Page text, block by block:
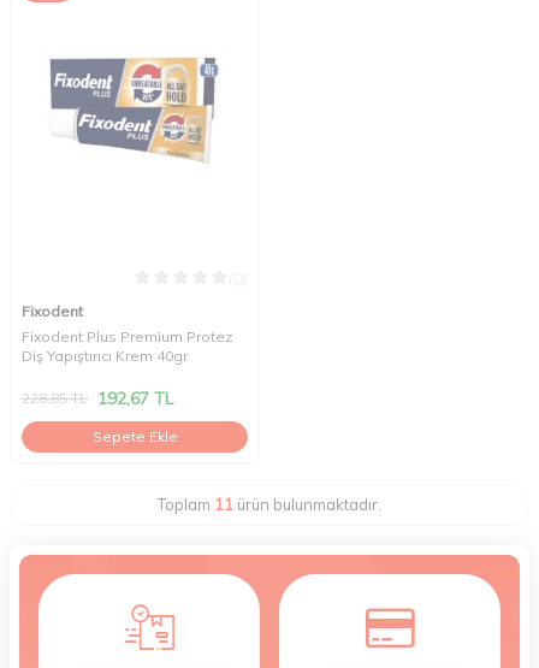
Fixodent
Fixodent Plus Premium Protez
Diş Yapıştırıcı Krem 40gr
228,85TL 192,67 TL
Sepete Ekle
Toplam 11 ürün bulunmaktadır.